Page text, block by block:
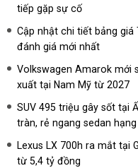
tiếp gặp sự cố
Cập nhật chi tiết bảng
đánh giá mới nhất
Volkswagen Amarok mới
xuất tại Nam Mỹ từ 2027
SUV 495 triệu gây sốt tại
tràn, rẻ ngang sedan hạng
Lexus LX 700h ra mắt tại
từ 5,4 tỷ đồng